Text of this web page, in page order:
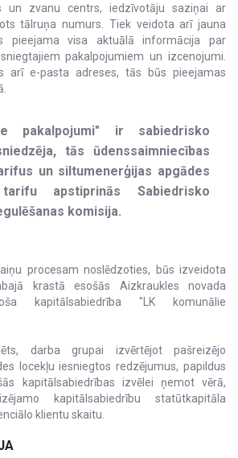
un zvanu centrs, iedzīvotāju saziņai ar
tālruņa numurs. Tiek veidota arī jauna
pieejama visa aktuālā informācija par
pakalpojumiem un izcenojumi.
arī e-pasta adreses, tās būs pieejamas
pakalpojumi" ir sabiedrisko
tās ūdenssaimniecības
un siltumenerģijas apgādes
tarifu apstiprinās Sabiedrisko
komisija.
procesam noslēdzoties, būs izveidota
krastā esošās Aizkraukles novada
kapitālsabiedrība "LK komunālie
darba grupai izvērtējot pašreizējo
locekļu iesniegtos redzējumus, papildus
kapitālsabiedrības izvēlei ņemot vērā,
kapitālsabiedrību statūtkapitāla
klientu skaitu.